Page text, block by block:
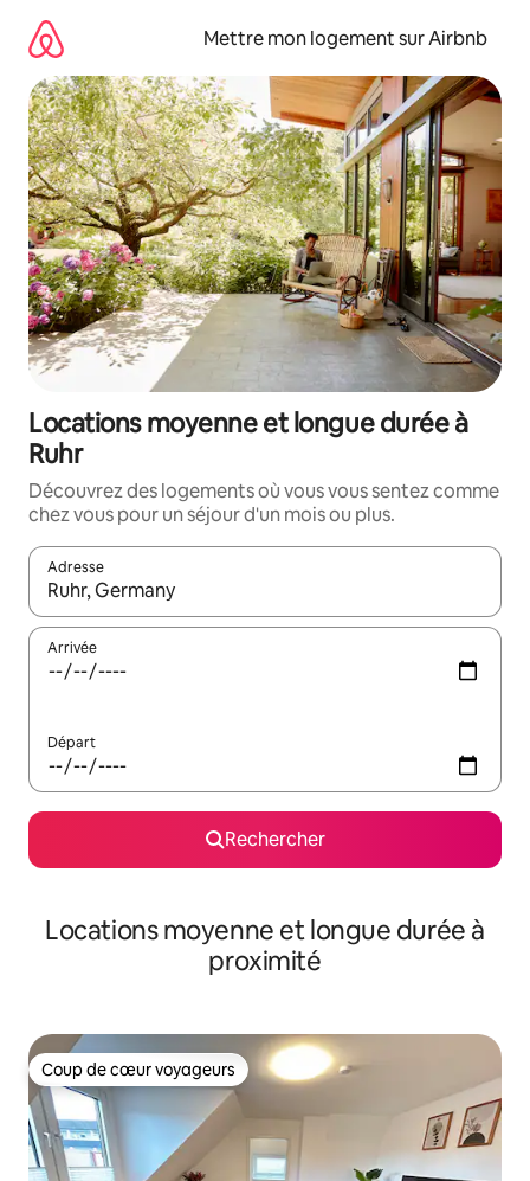
directement
contenu
Mettre mon logement sur Airbnb
Locations moyenne et longue durée à
Ruhr
Découvrez des logements où vous vous sentez comme
chez vous pour un séjour d'un mois ou plus.
Adresse
Lorsque les résultats s'affichent, utilisez les flèches vers le
Arrivée
Départ
Rechercher
Locations moyenne et longue durée à
proximité
Coup de cœur voyageurs
Coup de cœur voyageurs